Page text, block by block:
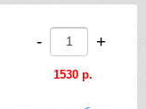
- +
1530 р.